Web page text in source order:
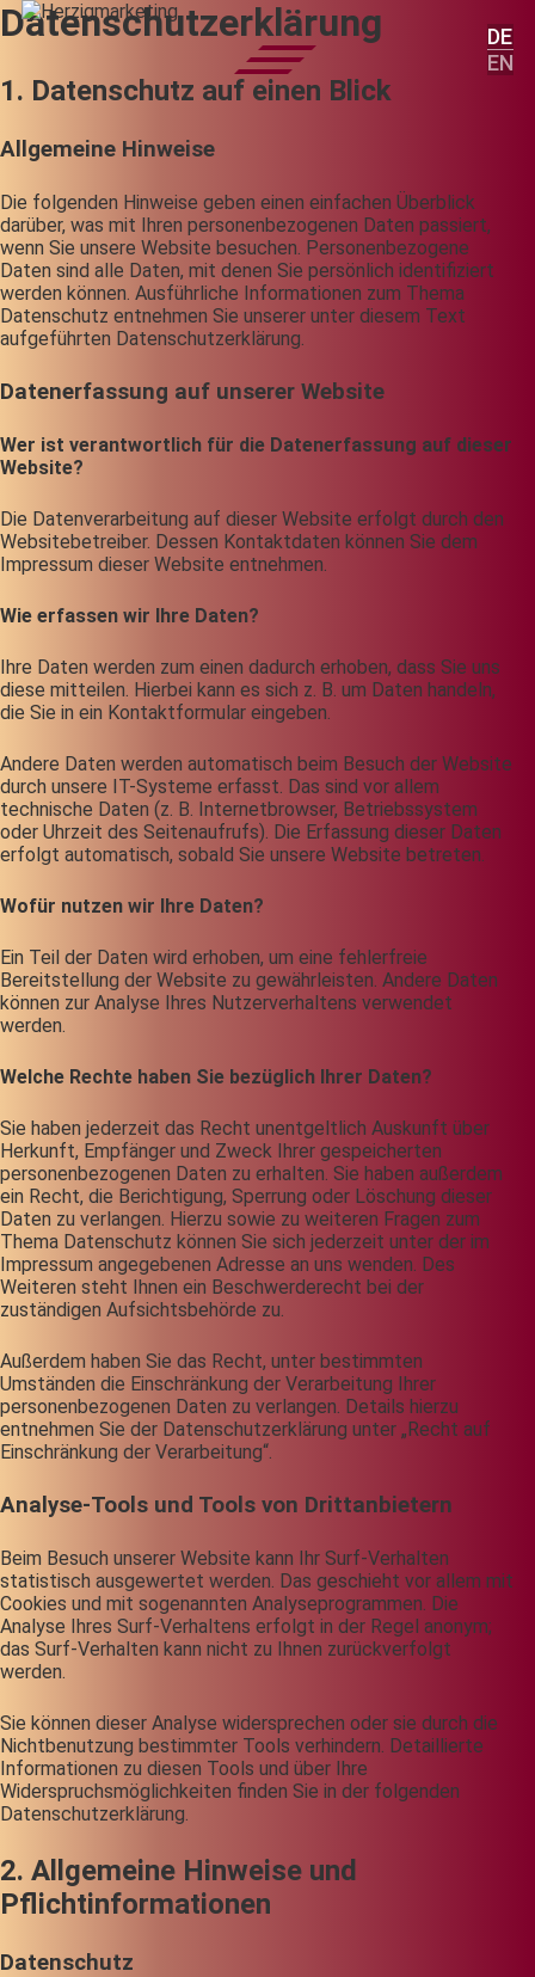
DE
EN
Datenschutzerklärung
1. Datenschutz auf einen Blick
Allgemeine Hinweise
Die folgenden Hinweise geben einen einfachen Überblick
darüber, was mit Ihren personenbezogenen Daten passiert,
wenn Sie unsere Website besuchen. Personenbezogene
Daten sind alle Daten, mit denen Sie persönlich identifiziert
werden können. Ausführliche Informationen zum Thema
Datenschutz entnehmen Sie unserer unter diesem Text
aufgeführten Datenschutzerklärung.
Datenerfassung auf unserer Website
Wer ist verantwortlich für die Datenerfassung auf dieser
Website?
Die Datenverarbeitung auf dieser Website erfolgt durch den
Websitebetreiber. Dessen Kontaktdaten können Sie dem
Impressum dieser Website entnehmen.
Wie erfassen wir Ihre Daten?
Ihre Daten werden zum einen dadurch erhoben, dass Sie uns
diese mitteilen. Hierbei kann es sich z. B. um Daten handeln,
die Sie in ein Kontaktformular eingeben.
Andere Daten werden automatisch beim Besuch der Website
durch unsere IT-Systeme erfasst. Das sind vor allem
technische Daten (z. B. Internetbrowser, Betriebssystem
oder Uhrzeit des Seitenaufrufs). Die Erfassung dieser Daten
erfolgt automatisch, sobald Sie unsere Website betreten.
Wofür nutzen wir Ihre Daten?
Ein Teil der Daten wird erhoben, um eine fehlerfreie
Bereitstellung der Website zu gewährleisten. Andere Daten
können zur Analyse Ihres Nutzerverhaltens verwendet
werden.
Welche Rechte haben Sie bezüglich Ihrer Daten?
Sie haben jederzeit das Recht unentgeltlich Auskunft über
Herkunft, Empfänger und Zweck Ihrer gespeicherten
personenbezogenen Daten zu erhalten. Sie haben außerdem
ein Recht, die Berichtigung, Sperrung oder Löschung dieser
Daten zu verlangen. Hierzu sowie zu weiteren Fragen zum
Thema Datenschutz können Sie sich jederzeit unter der im
Impressum angegebenen Adresse an uns wenden. Des
Weiteren steht Ihnen ein Beschwerderecht bei der
zuständigen Aufsichtsbehörde zu.
Außerdem haben Sie das Recht, unter bestimmten
Umständen die Einschränkung der Verarbeitung Ihrer
personenbezogenen Daten zu verlangen. Details hierzu
entnehmen Sie der Datenschutzerklärung unter „Recht auf
Einschränkung der Verarbeitung“.
Analyse-Tools und Tools von Drittanbietern
Beim Besuch unserer Website kann Ihr Surf-Verhalten
statistisch ausgewertet werden. Das geschieht vor allem mit
Cookies und mit sogenannten Analyseprogrammen. Die
Analyse Ihres Surf-Verhaltens erfolgt in der Regel anonym;
das Surf-Verhalten kann nicht zu Ihnen zurückverfolgt
werden.
Sie können dieser Analyse widersprechen oder sie durch die
Nichtbenutzung bestimmter Tools verhindern. Detaillierte
Informationen zu diesen Tools und über Ihre
Widerspruchsmöglichkeiten finden Sie in der folgenden
Datenschutzerklärung.
2. Allgemeine Hinweise und
Pflichtinformationen
Datenschutz